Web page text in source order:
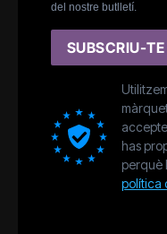
del nostre butlletí.
SUBSCRIU-TE
has
perquè
política